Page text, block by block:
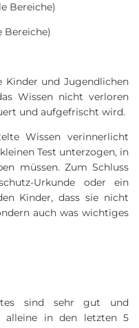
Bereiche)
Bereiche)
Kinder und Jugendlichen
Wissen nicht verloren
und aufgefrischt wird.
Wissen verinnerlicht
Test unterzogen, in
müssen. Zum Schluss
Urkunde oder ein
Kinder, dass sie nicht
auch was wichtiges
sind sehr gut und
alleine in den letzten 5